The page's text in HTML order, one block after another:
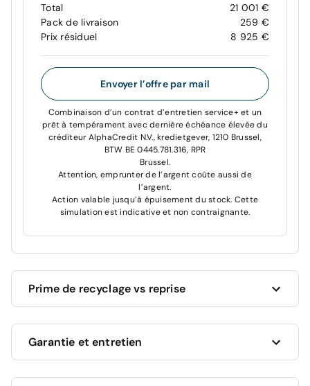
Total
21 001 €
Pack de livraison
259 €
Prix résiduel
8 925 €
Envoyer l’offre par mail
Combinaison d’un contrat d’entretien service+ et un
prêt à tempérament avec dernière échéance élevée du
créditeur AlphaCredit N.V., kredietgever, 1210 Brussel,
BTW BE 0445.781.316, RPR
Brussel.
Attention, emprunter de l’argent coûte aussi de
l’argent.
Action valable jusqu’à épuisement du stock. Cette
simulation est indicative et non contraignante.
Prime de recyclage vs reprise
votre voiture actuelle !
Vous souhaitez revendre votre voiture actuelle ?
Nous vous proposons la valeur marchande la plus
Garantie et entretien